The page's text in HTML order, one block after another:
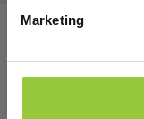
Marketing